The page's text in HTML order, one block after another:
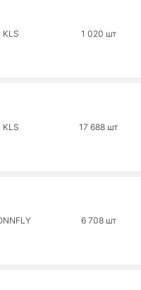
KLS 1 020 шт
KLS 17 688 шт
6 708 шт